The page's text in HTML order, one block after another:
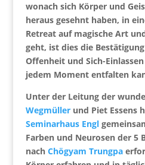
wonach sich Körper und
heraus gesehnt haben, in
Retreat auf magische Art
geht, ist dies die
Offenheit und Sich-
jedem Moment entfalten
Unter der Leitung der
Wegmüllerund Piet Essens
Seminarhaus Engl
Farben und Neurosen der 5
nach Chögyam Trungpa